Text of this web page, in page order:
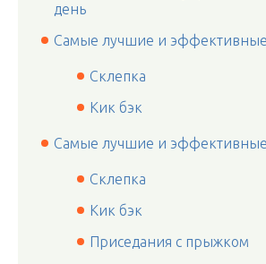
день
Самые лучшие и
Склепка
Кик бэк
Самые лучшие и
Склепка
Кик бэк
Приседания с прыжком